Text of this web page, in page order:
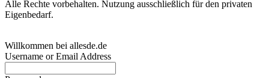
Alle Rechte vorbehalten. Nutzung ausschließlich für den privaten
Eigenbedarf.
Willkommen bei allesde.de
Username or Email Address